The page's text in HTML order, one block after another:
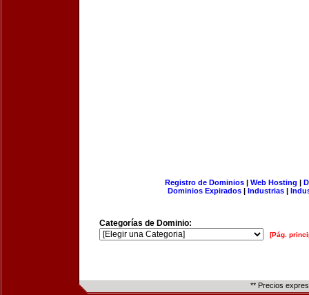
Registro de Dominios| Web Hosting |
Dominios Expirados | Industrias |
Categorías de Dominio:
[Pág.
** Precios